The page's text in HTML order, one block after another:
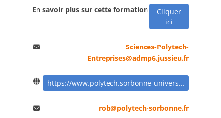
En savoir plus sur cette formation
Cliquer
ici
Sciences-Polytech-
Entreprises@admp6.jussieu.fr
https://www.polytech.sorbonne-univers...
rob@polytech-sorbonne.fr